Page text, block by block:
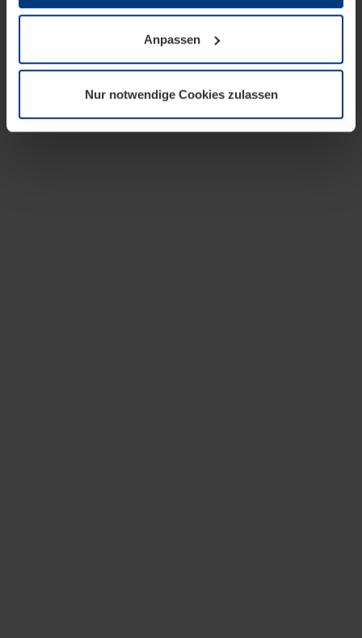
wenn diese für den Betrieb dieser Seite unbedingt
notwendig sind. Für alle anderen Cookie-Typen benötigen
wir Ihre Erlaubnis. Ihre Einwilligung können Sie jederzeit
Datenschutzerklärungunserer Website ändern oder
widerrufen.
Anpassen
Nur notwendige Cookies zulassen